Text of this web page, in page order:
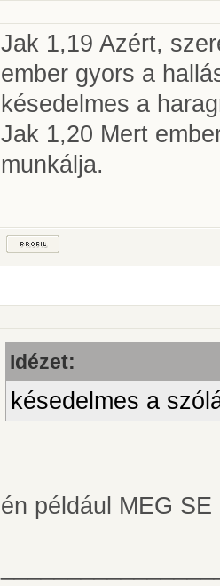
Jak 1,19 Azért,
ember gyors a
késedelmes a
Jak 1,20 Mert
munkálja.
Idézet:
késedelmes a
én például MEG